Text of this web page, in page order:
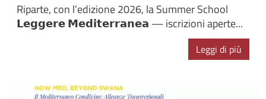
Riparte, con l’edizione 2026, la Summer School
𝗟𝗲𝗴𝗴𝗲𝗿𝗲 𝗠𝗲𝗱𝗶𝘁𝗲𝗿𝗿𝗮𝗻𝗲𝗮 — iscrizioni aperte...
Leggi di più